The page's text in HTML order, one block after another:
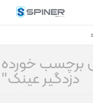
خورده
دزدگیر عینک"